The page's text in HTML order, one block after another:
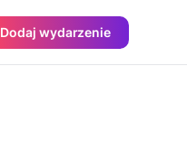
Dodaj wydarzenie